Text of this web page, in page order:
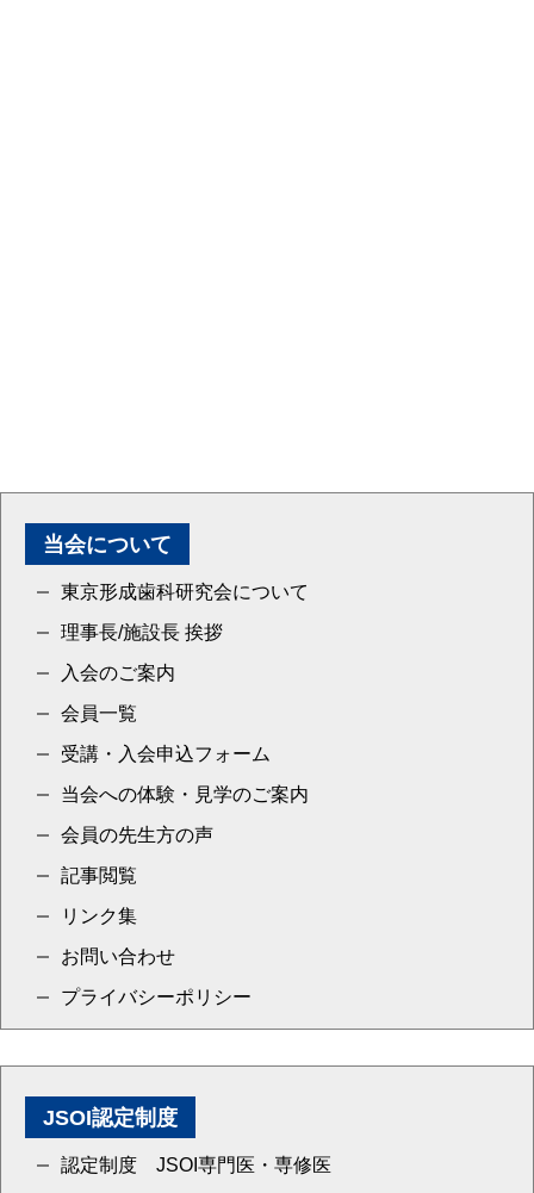
当会について
東京形成歯科研究会について
理事長/施設長 挨拶
入会のご案内
会員一覧
受講・入会申込フォーム
当会への体験・見学のご案内
会員の先生方の声
記事閲覧
リンク集
お問い合わせ
プライバシーポリシー
JSOI認定制度
認定制度 JSOI専門医・専修医